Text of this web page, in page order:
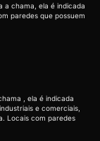
a chama, ela é indicada
paredes que possuem
, ela é indicada
e comerciais,
Locais com paredes